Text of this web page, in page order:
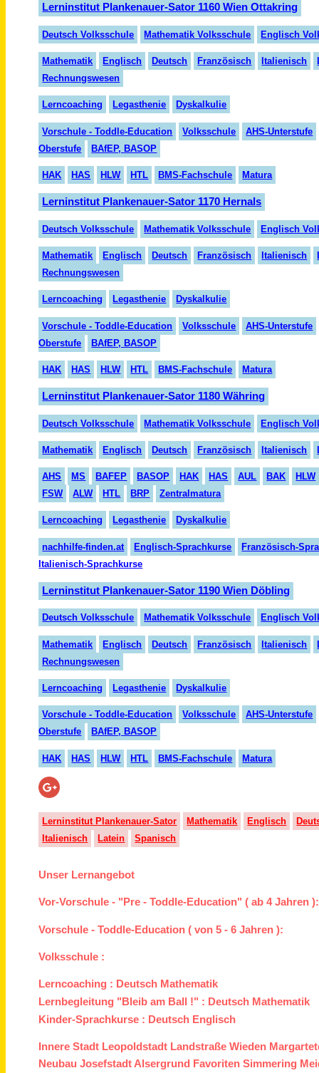
Lerninstitut Plankenauer-Sator 1160 Wien Ottakring
Deutsch Volksschule Mathematik Volksschule Englisch
Mathematik Englisch Deutsch Französisch Italienisch
Rechnungswesen
Lerncoaching Legasthenie Dyskalkulie
Vorschule - Toddle-Education Volksschule
AHS-Unterstufe
Oberstufe
BAfEP, BASOP
HAK HAS HLW HTL BMS-Fachschule Matura
Lerninstitut Plankenauer-Sator 1170 Hernals
Deutsch Volksschule Mathematik Volksschule Englisch
Mathematik Englisch Deutsch Französisch Italienisch
Rechnungswesen
Lerncoaching Legasthenie Dyskalkulie
Vorschule - Toddle-Education Volksschule
AHS-Unterstufe
Oberstufe
BAfEP, BASOP
HAK HAS HLW HTL BMS-Fachschule Matura
Lerninstitut Plankenauer-Sator 1180 Währing
Deutsch Volksschule Mathematik Volksschule Englisch
Mathematik Englisch Deutsch Französisch Italienisch
AHS MS BAFEP BASOP HAK HAS AUL BAK
HLW
FSW
ALW HTL BRP Zentralmatura
Lerncoaching Legasthenie Dyskalkulie
nachhilfe-finden.at Englisch-Sprachkurse
Französisch-
Italienisch-Sprachkurse
Lerninstitut Plankenauer-Sator 1190 Wien Döbling
Deutsch Volksschule Mathematik Volksschule Englisch
Mathematik Englisch Deutsch Französisch Italienisch
Rechnungswesen
Lerncoaching Legasthenie Dyskalkulie
Vorschule - Toddle-Education Volksschule
AHS-Unterstufe
Oberstufe
BAfEP, BASOP
HAK HAS HLW HTL BMS-Fachschule Matura
Lerninstitut Plankenauer-Sator Mathematik Englisch
Italienisch
Latein Spanisch
Unser Lernangebot
Vor-Vorschule - "Pre - Toddle-Education" ( ab 4 Jahren ):
Vorschule - Toddle-Education ( von 5 - 6 Jahren ):
Volksschule :
Lerncoaching : Deutsch Mathematik
Lernbegleitung "Bleib am Ball !" : Deutsch Mathematik
Kinder-Sprachkurse : Deutsch Englisch
Innere Stadt Leopoldstadt Landstraße Wieden
Neubau Josefstadt Alsergrund Favoriten Simmering